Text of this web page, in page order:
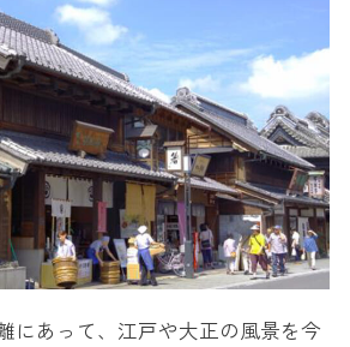
にあって、江戸や大正の風景を今